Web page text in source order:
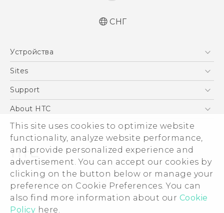
This site uses cookies to optimize website
functionality, analyze website performance,
and provide personalized experience and
advertisement. You can accept our cookies by
clicking on the button below or manage your
preference on Cookie Preferences. You can
also find more information about our Cookie
Policy here.
Русский - Руководство пользователя
соответствию стандартам
Қазақ - жұмысты бастау нұсқаулығы
ақпараты
English - Quick start guide
English - User manual
English - Safety and regulatory guide
СНГ
Устройства
5G
EXODUS
VIVE
Sites
HTC Dev
Support
ПОДДЕРЖКА
About HTC
ESG
Инвестирование
Политика конфиденциальности
Безопасность продуктов
Вакансии
Security and Privacy Whitepaper
© 2011-2026 HTC Corporation
Условия использования.